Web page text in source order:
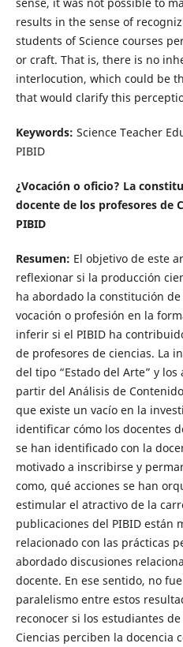
results in the sense of
students of Science courses
or craft. That is, there is no
interlocution, which could be
that would clarify this
Keywords: Science Teacher
PIBID
¿Vocación o oficio? La
docente de los profesores de
PIBID
Resumen: El objetivo de este
reflexionar si la producción
ha abordado la constitución
vocación o profesión en la
inferir si el PIBID ha
de profesores de ciencias. La
del tipo “Estado del Arte” y
partir del Análisis de
que existe un vacío en la
identificar cómo los docentes
se han identificado con la
motivado a inscribirse y
como, qué acciones se han
estimular el atractivo de la
publicaciones del PIBID están
relacionado con las prácticas
abordado discusiones
docente. En ese sentido, no
paralelismo entre estos
reconocer si los estudiantes
Ciencias perciben la docencia